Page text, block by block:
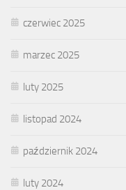
czerwiec 2025
marzec 2025
luty 2025
listopad 2024
październik 2024
luty 2024